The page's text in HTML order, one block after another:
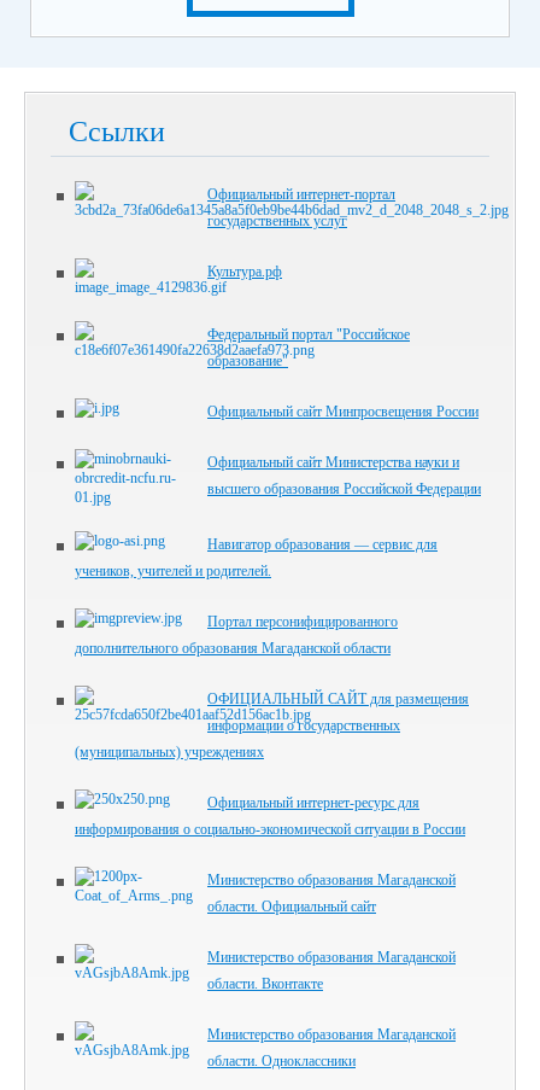
Ссылки
Официальный интернет-портал
государственных услуг
Культура.рф
Федеральный портал "Российское
образование"
Официальный сайт Минпросвещения России
Официальный сайт Министерства науки и
высшего образования Российской Федерации
Навигатор образования — сервис для
учеников, учителей и родителей.
Портал персонифицированного
дополнительного образования Магаданской области
ОФИЦИАЛЬНЫЙ САЙТ для размещения
информации о государственных
(муниципальных) учреждениях
Официальный интернет-ресурс для
информирования о социально-экономической ситуации в России
Министерство образования Магаданской
области. Официальный сайт
Министерство образования Магаданской
области. Вконтакте
Министерство образования Магаданской
области. Одноклассники